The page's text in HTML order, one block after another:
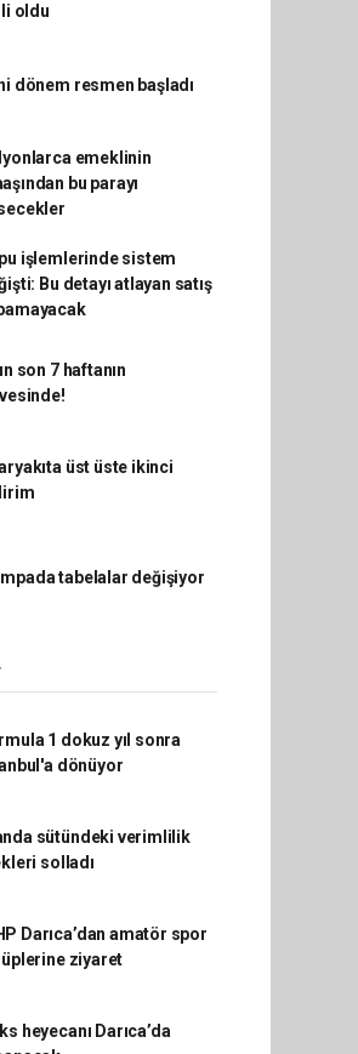
oldu
dönem resmen başladı
emeklinin
bu parayı
işlemlerinde sistem
Bu detayı atlayan satış
son 7 haftanın
üst üste ikinci
tabelalar değişiyor
1 dokuz yıl sonra
dönüyor
sütündeki verimlilik
solladı
Darıca’dan amatör spor
ziyaret
heyecanı Darıca’da